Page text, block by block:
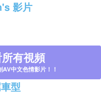
影片
有視頻
AV中文色情影片！！
型